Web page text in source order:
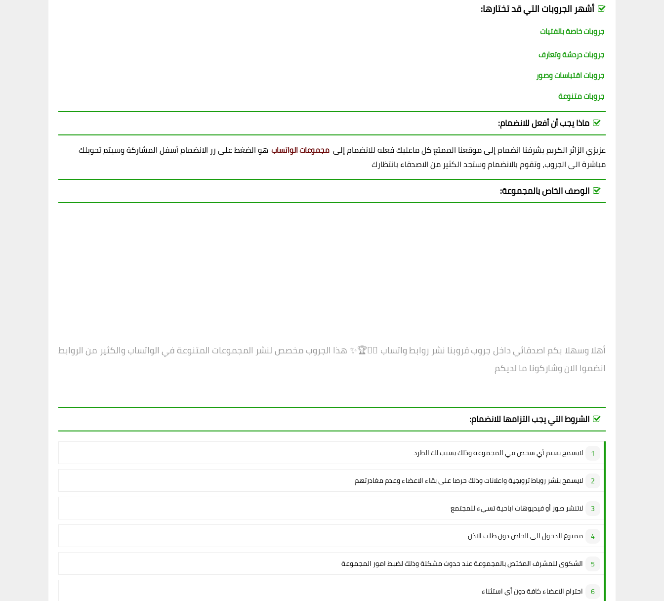
أشهر الجروبات التي قد تختارها:
جروبات خاصة بالفتيات
جروبات دردشة وتعارف
جروبات اقتباسات وصور
جروبات متنوعة
ماذا يجب أن أفعل للانضمام:
عزيزي الزائر الكريم يشرفنا انضمام إلى موقعنا الممتع كل ماعليك فعله للانضمام إلى مجموعات الواتساب هو الضغط على زر الانضمام أسفل المشاركة وسيتم تحويلك
مباشرة الى الجروب، وتقوم بالانضمام وستجد الكثير من الاصدقاء بانتظارك
الوصف الخاص بالمجموعة:
أهلا وسهلا بكم اصدقائي داخل جروبقروبنا نشر روابط واتساب ✌🏻🏆✨ هذا الجروب مخصص لنشر المجموعات المتنوعة في الواتساب والكثير من الروابط
انضموا الان وشاركونا ما لديكم
الشروط التي يجب التزامها للانضمام:
لايسمح بشتم أي شخص في المجموعة وذلك يسبب لك الطرد
لايسمح بنشر روباط ترويجية واعلانات وذلك حرصا على بقاء الاعضاء وعدم مغادرتهم
لاتنشر صور أو فيديوهات اباحية تسيء للمجتمع
ممنوع الدخول الى الخاص دون طلب الاذن
الشكوى للمشرف المختص بالمجموعة عند حدوث مشكلة وذلك لضبط امور المجموعة
احترام الاعضاء كافة دون أي استثناء